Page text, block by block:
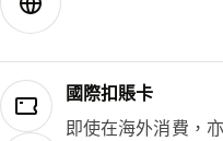
國際扣賬卡
即使在海外消費，